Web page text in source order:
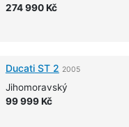
274 990 Kč
DucatiST 2 2005
Jihomoravský
99 999 Kč